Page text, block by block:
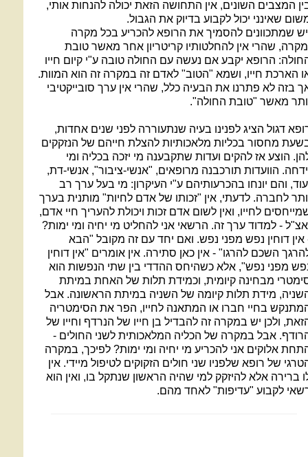
המצבים השונים, אין התחושה הזאת יכולה להנחות אותי,
שאינני יכול לקבוע בדיוק את הגבול.
שמתכוונים להסמיך את הרופא להכריע בכל מקרה
שהרי אין להחלטותיו קריטריון אחר מאשר טובת
הרופא יקבע אם נעשה עם החולה טובה ע"י קיום חייו
הארכת חייו, ושמא "הטוב" לאדם זה במקרה זה הוא המוות.
בזה לא פתרנו את הבעיה כלל, שהרי אין ערך סובייקטיבי
מאשר "טובת החולה".
דגול הציג לפנינו בעיה שנתעוררה לפני שנים אחדות,
מחסור בכליות מלאכותיות להצלת חייהם של הנזקקים
הוצע אז להקים ועדות שתקבענה מי יזכה בכליה ומי
הוועדות תורכבנה מרופאים, "אנשי-ציבור", אנשי-דת,
והם יונחו בהכרעותיהם ע"י העיקרון: מי בעל ערך רב
לחברה. לדעתי, אין "זכותו של אדם לחיות" מותנית בערך
לחייו, ואין לשום אדם זכות ויכולת להעריך חיי אדם,
- למדוד ערך זה. הרשאי אני להחליט מי יחיה ומי ימות?
אין דוחין נפש מפני נפש. ואם יחד עם זה מקובל "הבא
השכם להרגו" - אין כאן סתירה. אין אומרים "אין דוחין
מפני נפש", אלא כשהיחס ההדדי בין שתי הנפשות הוא
מבחינה קיומית, וכמידת תלות של האחת במיתת
מידת תלות קיומה של השניה במיתת הראשונה. אבל
בחיי חברו או המתאנה לחייו, הפר את הסימטריה
ולכן יש במקרה זה להבדיל בן חייו של הנרדף וחייו של
אבל במקרה של הכליה המלאכותית לשני החולים -
אלוקים אני להכריע מי יחיה ומי ימות? לפיכך, במקרה
של רופא שלפניו שני חולים הזקוקים לטיפול מיידי. אין
ברירה אלא להיזקק למי שהיה הראשון שנתקל בו, ואין הוא
לקבוע "עדיפות" לאחד מהם.